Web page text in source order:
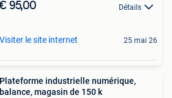
€ 95,00 Détails
Visiter le site internet 25 mai 26
Plateforme industrielle numérique,
balance, magasin de 150 k